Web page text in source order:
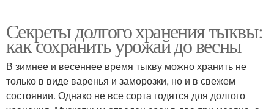
Секреты долгого хранения тыквы:
как сохранить урожай до весны
В зимнее и весеннее время тыкву можно хранить не
только в виде варенья и заморозки, но и в свежем
состоянии. Однако не все сорта годятся для долгого